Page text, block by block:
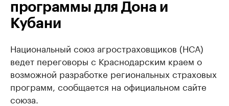
программы для Дона и
Кубани
Национальный союз агростраховщиков (НСА)
ведет переговоры с Краснодарским краем о
возможной разработке региональных страховых
программ, сообщается на официальном сайте
союза.